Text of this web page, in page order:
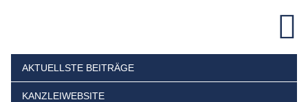
AKTUELLSTE BEITRÄGE
KANZLEIWEBSITE